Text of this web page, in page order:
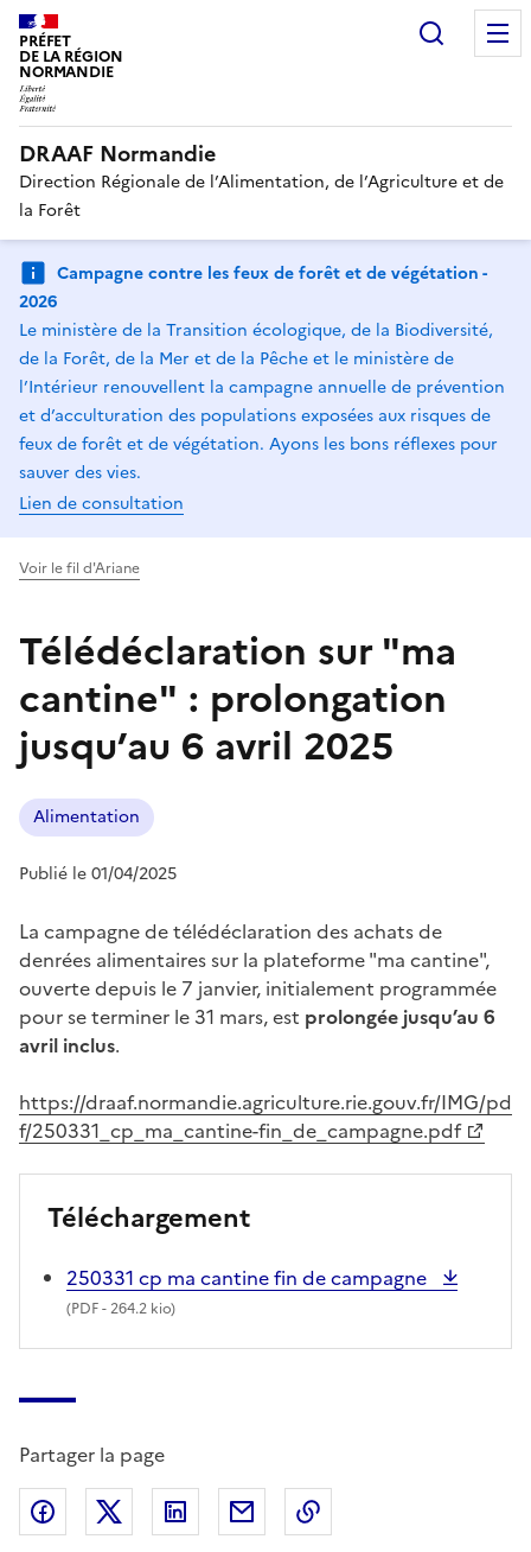
PRÉFET
DE LA RÉGION
NORMANDIE
DRAAF Normandie
Direction Régionale de l’Alimentation, de l’Agriculture et de
la Forêt
Campagne contre les feux de forêt et de végétation -
2026
Le ministère de la Transition écologique, de la Biodiversité,
de la Forêt, de la Mer et de la Pêche et le ministère de
l’Intérieur renouvellent la campagne annuelle de prévention
et d’acculturation des populations exposées aux risques de
feux de forêt et de végétation. Ayons les bons réflexes pour
sauver des vies.
Lien de consultation
Voir le fil d'Ariane
Télédéclaration sur "ma
cantine" : prolongation
jusqu’au 6 avril 2025
Alimentation
Publié le 01/04/2025
La campagne de télédéclaration des achats de
denrées alimentaires sur la plateforme "ma cantine",
ouverte depuis le 7 janvier, initialement programmée
pour se terminer le 31 mars, est prolongée jusqu’au 6
avril inclus.
https://draaf.normandie.agriculture.rie.gouv.fr/IMG/pd
f/250331_cp_ma_cantine-fin_de_campagne.pdf
Téléchargement
250331 cp ma cantine fin de campagne
(PDF- 264.2 kio)
Partager la page
Partager sur Facebook
Partager sur X (anciennement Twitter)
Partager sur LinkedIn
Partager par email